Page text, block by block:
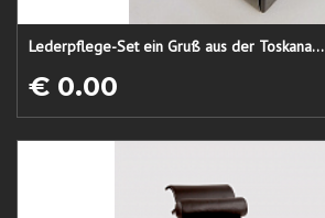
Lederpflege-Set ein Gruß aus der Toskana...
€ 0.00